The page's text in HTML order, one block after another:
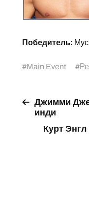
Победитель:
#Main Event #
Джимми
инди
Курт